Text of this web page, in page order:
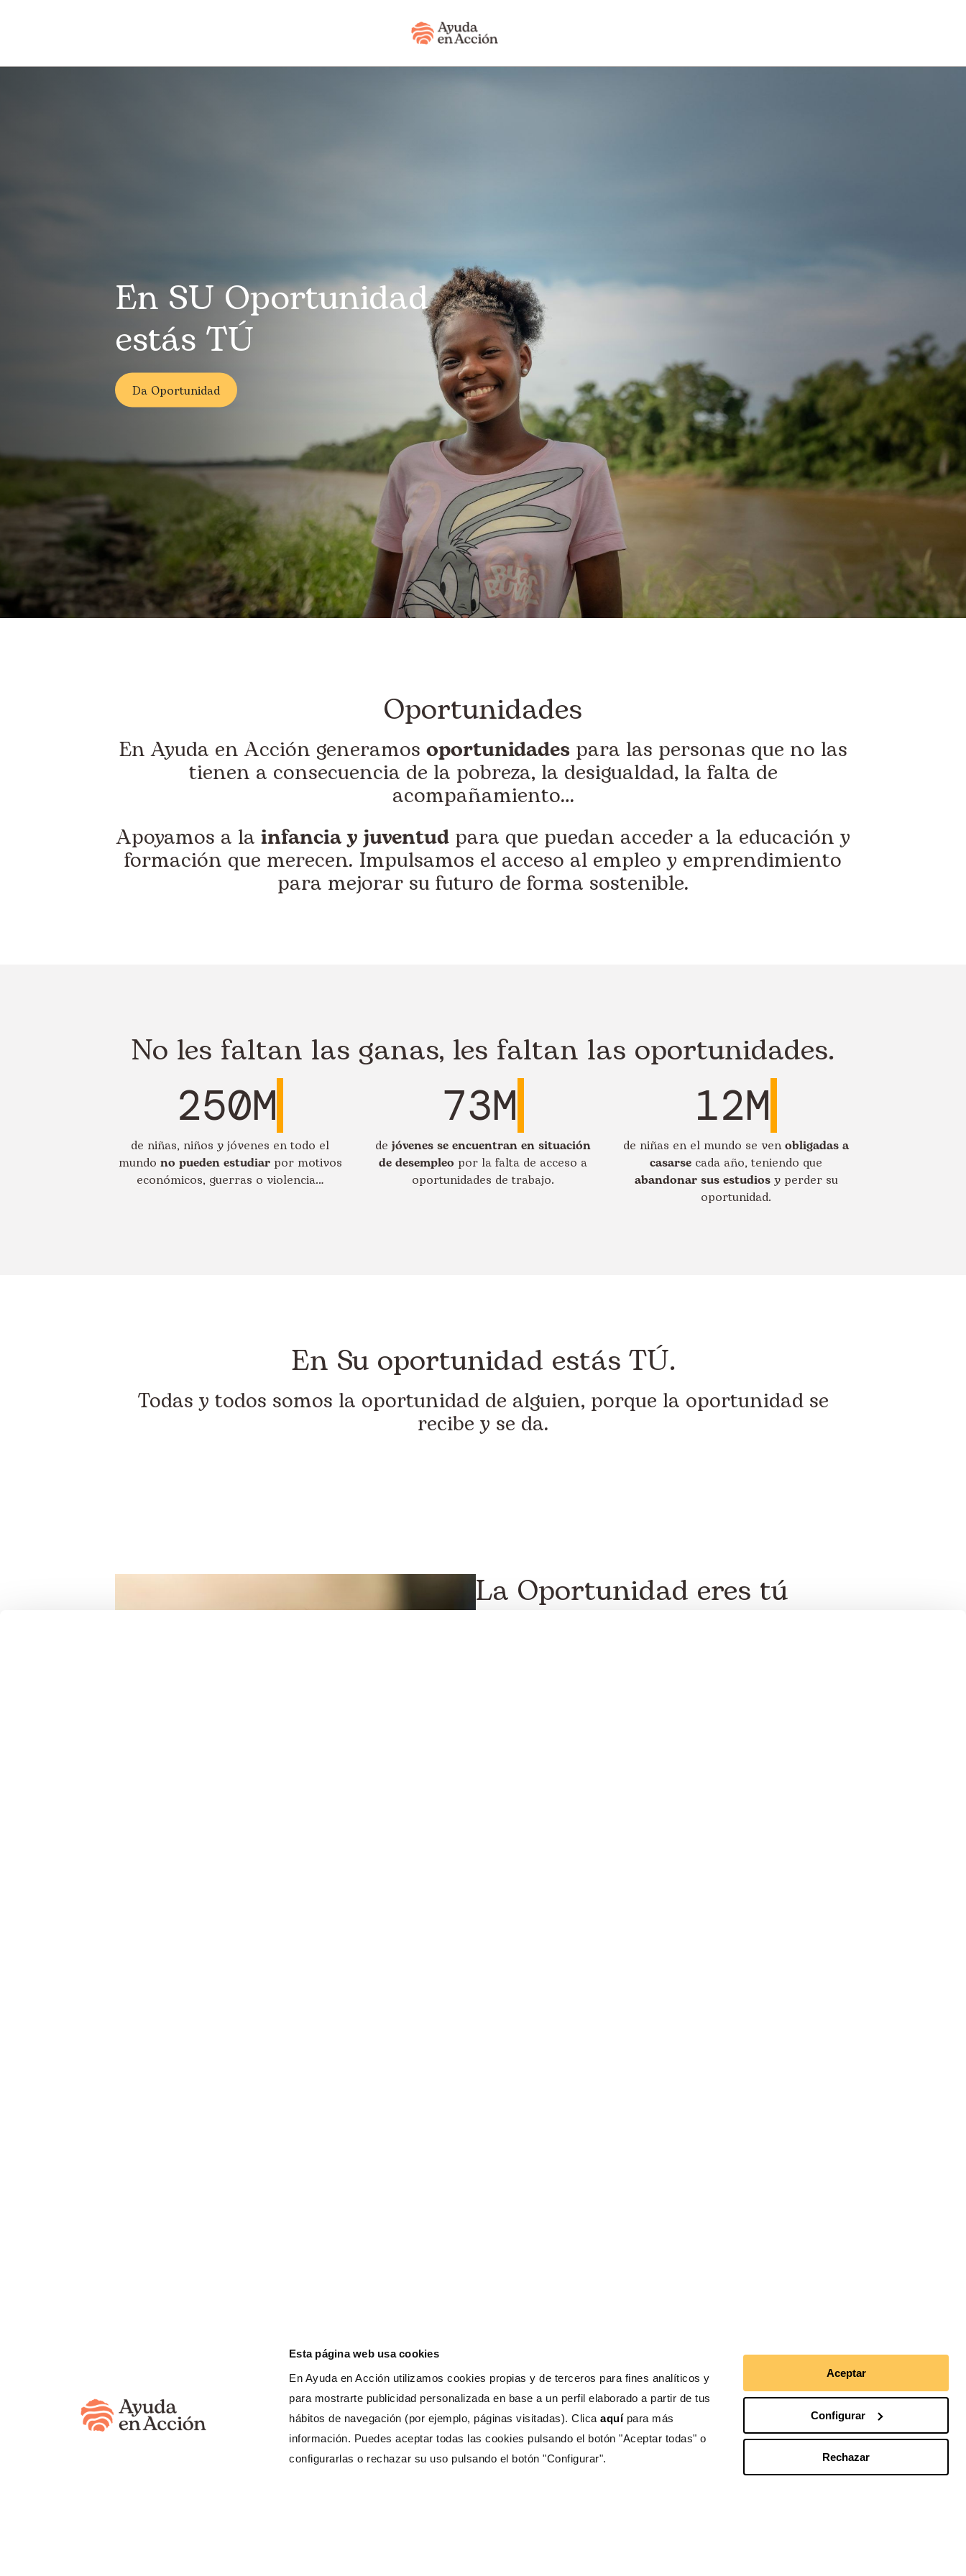
Esta página web usa cookies
En Ayuda en Acción utilizamos cookies propias y de terceros para fines analíticos y
para mostrarte publicidad personalizada en base a un perfil elaborado a partir de tus
hábitos de navegación (por ejemplo, páginas visitadas). Clicaaquí para más
información. Puedes aceptar todas las cookies pulsando el botón "Aceptar todas" o
configurarlas o rechazar su uso pulsando el botón "Configurar".
Aceptar
Configurar
Rechazar
En SU Oportunidad
estás TÚ
Da Oportunidad
Oportunidades
En Ayuda en Acción generamos oportunidadespara las personas que no las
tienen a consecuencia de la pobreza, la desigualdad, la falta de
acompañamiento…
Apoyamos a la infancia y juventud para que puedan acceder a la educación y
formación que merecen. Impulsamos el acceso al empleo y emprendimiento
para mejorar su futuro de forma sostenible.
No les faltan las ganas, les faltan las oportunidades.
250M
de niñas, niños y jóvenes en todo el
mundo no pueden estudiarpor motivos
económicos, guerras o violencia…
73M
de jóvenes se encuentran en situación
de desempleo por la falta de acceso a
oportunidades de trabajo.
12M
de niñas en el mundo se venobligadas a
casarse cada año, teniendo que
abandonar sus estudiosy perder su
oportunidad.
En Su oportunidad estás TÚ.
Todas y todos somos la oportunidad de alguien, porque la oportunidad se
recibe y se da.
La Oportunidad eres tú
Marta Hazas
La mía fue el papel de
profesora en un internado.
Miguel Angel Muñoz
Yo la tuve con el papel que
me permitió dar un paso
adelante.